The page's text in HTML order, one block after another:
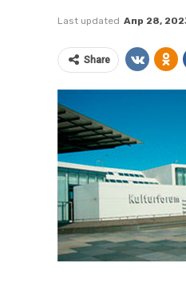
Last updated Апр 28,
Share